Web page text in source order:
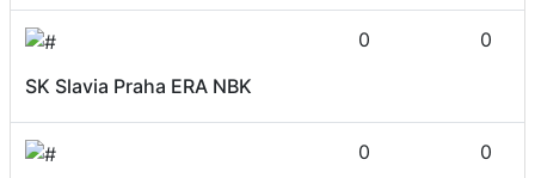
SK Slavia Praha ERA NBK
0 0
0 0